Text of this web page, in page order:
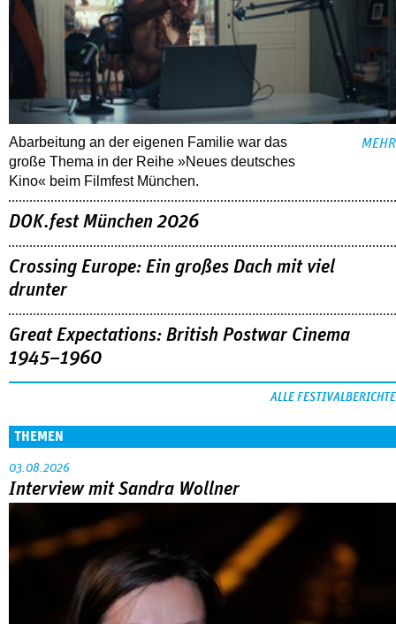
Abarbeitung an der eigenen Familie war das
große Thema in der Reihe »Neues deutsches
Kino« beim Filmfest München.
MEHR
DOK.fest München 2026
Crossing Europe: Ein großes Dach mit viel
drunter
Great Expectations: British Postwar Cinema
1945–1960
ALLE FESTIVALBERICHTE
THEMEN
03.08.2026
Interview mit Sandra Wollner